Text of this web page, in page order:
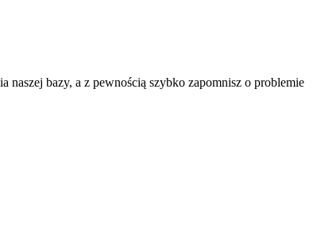
naszej bazy, a z pewnością szybko zapomnisz o problemie